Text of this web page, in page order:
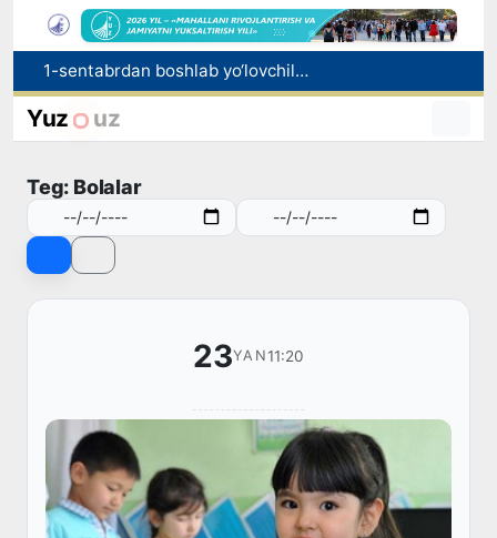
1-sentabrdan boshlab yo‘lovchilar avtobusga chiqishi bilan yo‘lkira haqini to‘lashlari shart bo‘ladi
“Yangi O‘zbekiston bunyodkorlari” kasbiy mahorat milliy tanlovining taqdirlash marosimi bo‘lib o‘tdi
Chexiya va Slovakiyada ishlamoqchi bo‘lgan tibbiyot mutaxassislari ro‘yxatga olinadi
Yuz uz
Teg: Bolalar
23YAN11:20